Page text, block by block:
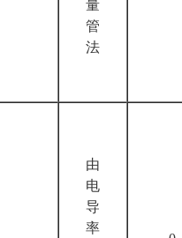
量
管
法
由
电
导
率